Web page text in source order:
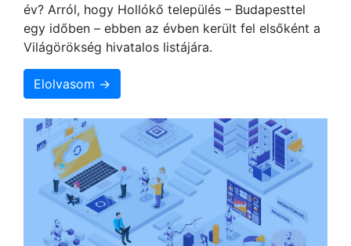
év? Arról, hogy Hollókő település – Budapesttel
egy időben – ebben az évben került fel elsőként a
Világörökség hivatalos listájára.
Elolvasom →